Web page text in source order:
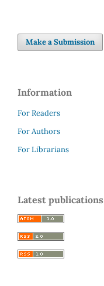
Make a Submission
Information
For Readers
For Authors
For Librarians
Latest publications